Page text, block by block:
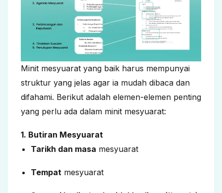
Minit mesyuarat yang baik harus mempunyai
struktur yang jelas agar ia mudah dibaca dan
difahami. Berikut adalah elemen-elemen penting
yang perlu ada dalam minit mesyuarat:
1. Butiran Mesyuarat
Tarikh dan masa mesyuarat
Tempat mesyuarat